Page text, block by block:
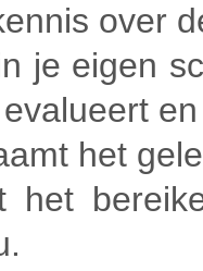
over
je eigen
het
het